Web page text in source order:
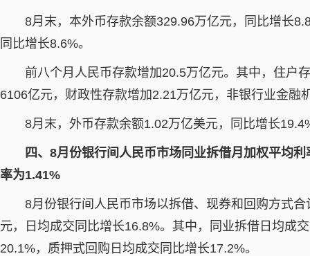
8月末，本外币存款余额329.96万亿元，同比增长
同比增长8.6%。
前八个月人民币存款增加20.5万亿元。其中，住户
6106亿元，财政性存款增加2.21万亿元，非银行业金融
8月末，外币存款余额1.02万亿美元，同比增长
四、8月份银行间人民币市场同业拆借月加权平均
率为1.41%
8月份银行间人民币市场以拆借、现券和回购方式
元，日均成交同比增长16.8%。其中，同业拆借日均成
20.1%，质押式回购日均成交同比增长17.2%。